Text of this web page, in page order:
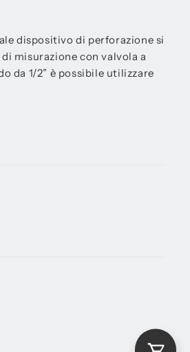
dispositivo di perforazione si
misurazione con valvola a
da 1/2” è possibile utilizzare